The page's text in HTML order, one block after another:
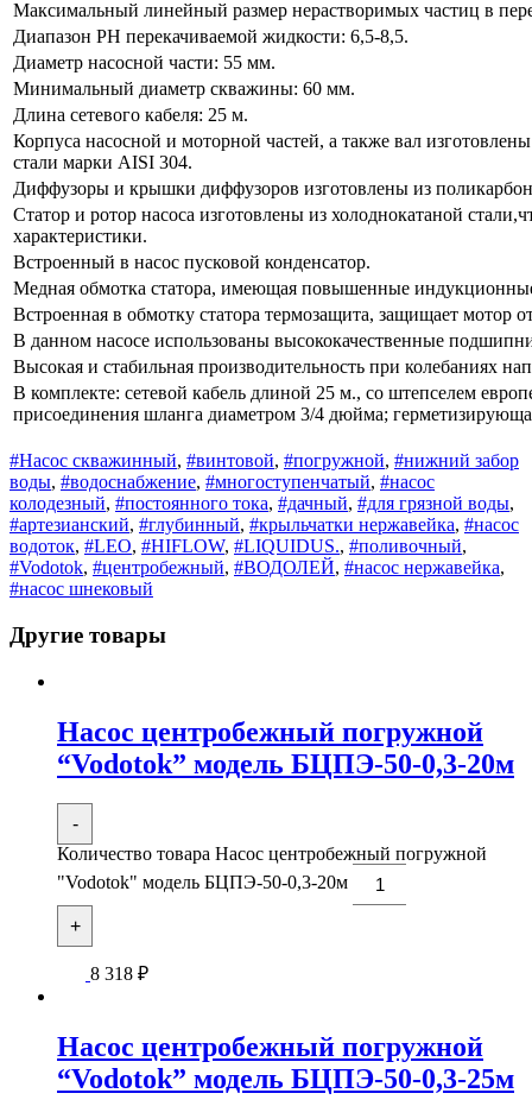
Максимальный линейный размер нерастворимых частиц в
Диапазон РН перекачиваемой жидкости: 6,5-8,5.
Диаметр насосной части: 55 мм.
Минимальный диаметр скважины: 60 мм.
Длина сетевого кабеля: 25 м.
Корпуса насосной и моторной частей, а также вал
стали марки AISI 304.
Диффузоры и крышки диффузоров изготовлены из
Статор и ротор насоса изготовлены из холоднокатаной
характеристики.
Встроенный в насос пусковой конденсатор.
Медная обмотка статора, имеющая повышенные
Встроенная в обмотку статора термозащита, защищает мотор
В данном насосе использованы высококачественные
Высокая и стабильная производительность при колебаниях
В комплекте: сетевой кабель длиной 25 м., со штепселем
присоединения шланга диаметром 3/4 дюйма;
#Насос скважинный, #винтовой, #погружной, #нижний забор
воды, #водоснабжение, #многоступенчатый, #насос
колодезный, #постоянного тока, #дачный, #для грязной воды,
#артезианский, #глубинный, #крыльчатки нержавейка, #насос
водоток, #LEO, #HIFLOW, #LIQUIDUS., #поливочный,
#Vodotok, #центробежный, #ВОДОЛЕЙ, #насос нержавейка,
#насос шнековый
Другие товары
Насос центробежный погружной
“Vodotok” модель БЦПЭ-50-0,3-20м
-
Количество товара Насос центробежный погружной
"Vodotok" модель БЦПЭ-50-0,3-20м
+
8 318 ₽
Насос центробежный погружной
“Vodotok” модель БЦПЭ-50-0,3-25м